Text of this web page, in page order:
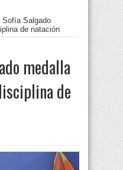
Sofía Salgado
de natación
medalla
de